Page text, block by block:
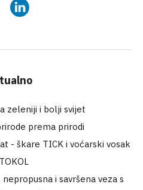
LinkedIn
zeleniji i bolji svijet
prema prirodi
- škare TICK i voćarski vosak
i savršena veza s